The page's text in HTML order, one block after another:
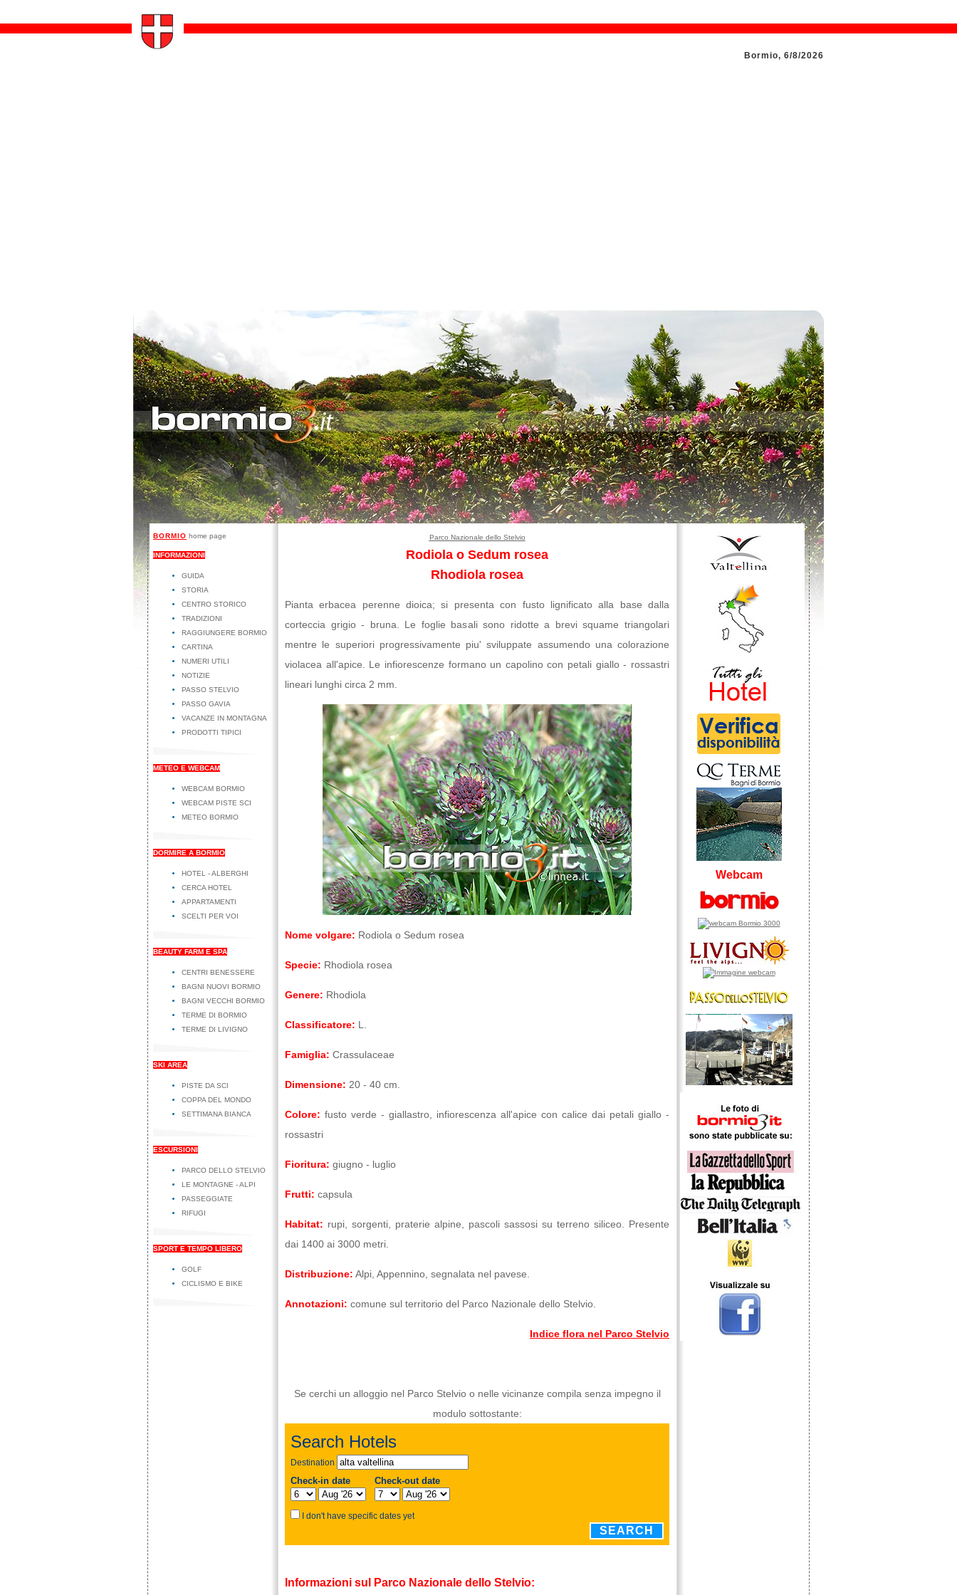
Bormio, 6/8/2026
Parco Nazionale dello Stelvio
Rodiola o Sedum rosea
Rhodiola rosea
Pianta erbacea perenne dioica; si presenta con fusto lignificato alla base dalla
corteccia grigio - bruna. Le foglie basali sono ridotte a brevi squame triangolari
mentre le superiori progressivamente piu' sviluppate assumendo una colorazione
violacea all'apice. Le infiorescenze formano un capolino con petali giallo - rossastri
lineari lunghi circa 2 mm.
Nome volgare: Rodiola o Sedum rosea
Specie: Rhodiola rosea
Genere: Rhodiola
Classificatore: L.
Famiglia: Crassulaceae
Dimensione: 20 - 40 cm.
Colore: fusto verde - giallastro, infiorescenza all'apice con calice dai petali giallo -
rossastri
Fioritura: giugno - luglio
Frutti: capsula
Habitat: rupi, sorgenti, praterie alpine, pascoli sassosi su terreno siliceo. Presente
dai 1400 ai 3000 metri.
Distribuzione: Alpi, Appennino, segnalata nel pavese.
Annotazioni: comune sul territorio del Parco Nazionale dello Stelvio.
Indice flora nel Parco Stelvio
Se cerchi un alloggio nel Parco Stelvio o nelle vicinanze compila senza impegno il
modulo sottostante:
Informazioni sul Parco Nazionale dello Stelvio:
BORMIO home page
INFORMAZIONI
GUIDA
STORIA
CENTRO STORICO
TRADIZIONI
RAGGIUNGERE BORMIO
CARTINA
NUMERI UTILI
NOTIZIE
PASSO STELVIO
PASSO GAVIA
VACANZE IN MONTAGNA
PRODOTTI TIPICI
METEO E WEBCAM
WEBCAM BORMIO
WEBCAM PISTE SCI
METEO BORMIO
DORMIRE A BORMIO
HOTEL - ALBERGHI
CERCA HOTEL
APPARTAMENTI
SCELTI PER VOI
BEAUTY FARM E SPA
CENTRI BENESSERE
BAGNI NUOVI BORMIO
BAGNI VECCHI BORMIO
TERME DI BORMIO
TERME DI LIVIGNO
SKI AREA
PISTE DA SCI
COPPA DEL MONDO
SETTIMANA BIANCA
ESCURSIONI
PARCO DELLO STELVIO
LE MONTAGNE - ALPI
PASSEGGIATE
RIFUGI
SPORT E TEMPO LIBERO
GOLF
CICLISMO E BIKE
Webcam